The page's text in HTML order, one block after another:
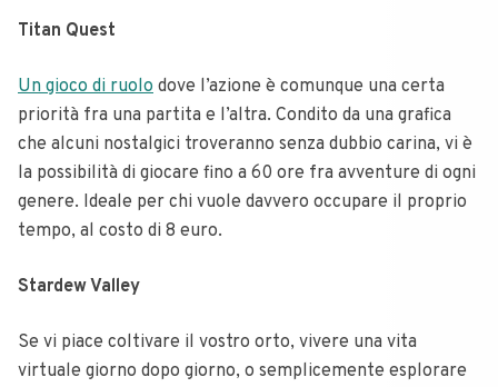
Titan Quest
Un gioco di ruolo dove l’azione è comunque una certa
priorità fra una partita e l’altra. Condito da una grafica
che alcuni nostalgici troveranno senza dubbio carina, vi è
la possibilità di giocare fino a 60 ore fra avventure di ogni
genere. Ideale per chi vuole davvero occupare il proprio
tempo, al costo di 8 euro.
Stardew Valley
Se vi piace coltivare il vostro orto, vivere una vita
virtuale giorno dopo giorno, o semplicemente esplorare